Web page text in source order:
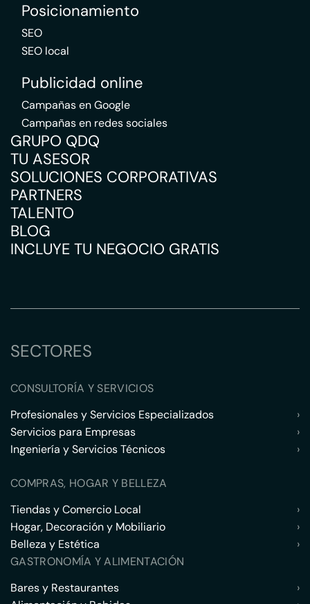
Posicionamiento
SEO
SEO local
Publicidad online
Campañas en Google
Campañas en redes sociales
GRUPO QDQ
TU ASESOR
SOLUCIONES CORPORATIVAS
PARTNERS
TALENTO
BLOG
INCLUYE TU NEGOCIO GRATIS
SECTORES
CONSULTORÍA Y SERVICIOS
Profesionales y Servicios Especializados
›
Servicios para Empresas
›
Ingeniería y Servicios Técnicos
›
COMPRAS, HOGAR Y BELLEZA
Tiendas y Comercio Local
›
Hogar, Decoración y Mobiliario
›
Belleza y Estética
›
GASTRONOMÍA Y ALIMENTACIÓN
Bares y Restaurantes
›